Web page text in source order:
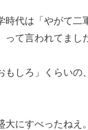
時代は「やがて
て言われてまし
しろ」くらいの
大にすべったね